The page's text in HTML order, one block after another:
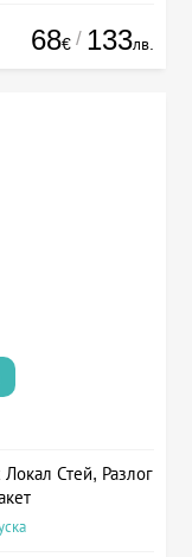
68€ / 133лв.
Стей, Разлог